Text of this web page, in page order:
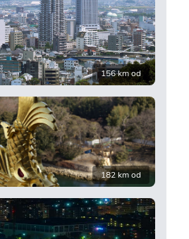
156 km od
182 km od